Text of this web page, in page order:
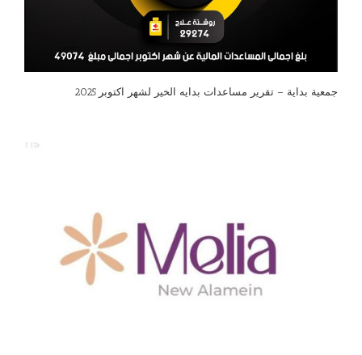
جمعية بداية – تقرير مساعدات بدايه الخير لشهر اكتوبر 2025